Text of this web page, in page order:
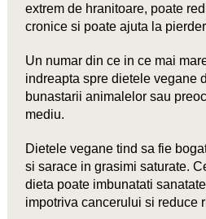
extrem de hranitoare, poate
cronice si poate ajuta la
Un numar din ce in ce mai
indreapta spre dietele vegane
bunastarii animalelor sau
mediu.
Dietele vegane tind sa fie
si sarace in grasimi saturate.
dieta poate imbunatati
impotriva cancerului si reduce